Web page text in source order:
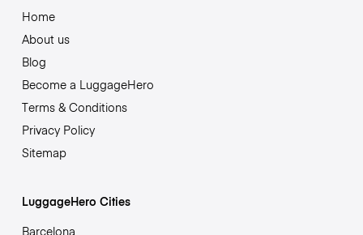
Home
About us
Blog
Become a LuggageHero
Terms & Conditions
Privacy Policy
Sitemap
LuggageHero Cities
Barcelona